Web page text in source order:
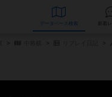
データベース